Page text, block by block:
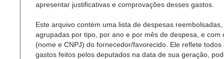
apresentar justificativas e comprovações desses gastos.
Este arquivo contém uma lista de despesas reembolsadas,
agrupadas por tipo, por ano e por mês de despesa, e com
(nome e CNPJ) do fornecedor/favorecido. Ele reflete todos
gastos feitos pelos deputados na data de sua geração,